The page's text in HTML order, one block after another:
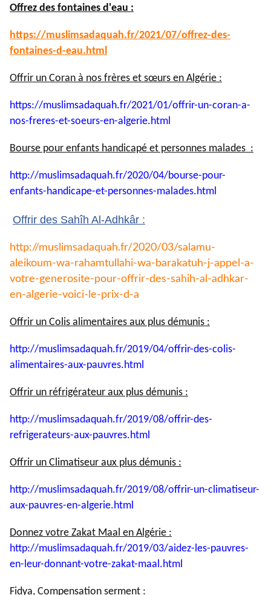
Offrez des fontaines d'eau :
https://muslimsadaquah.fr/2021/07/offrez-des-
fontaines-d-eau.html
Offrir un Coran à nos frères et sœurs en Algérie :
https://muslimsadaquah.fr/2021/01/offrir-un-coran-a-
nos-freres-et-soeurs-en-algerie.html
Bourse pour enfants handicapé et personnes malades :
http://muslimsadaquah.fr/2020/04/bourse-pour-
enfants-handicape-et-personnes-malades.html
Offrir des Sahîh Al-Adhkâr :
http://muslimsadaquah.fr/2020/03/salamu-
aleikoum-wa-rahamtullahi-wa-barakatuh-j-appel-a-
votre-generosite-pour-offrir-des-sahih-al-adhkar-
en-algerie-voici-le-prix-d-a
Offrir un Colis alimentaires aux plus démunis :
http://muslimsadaquah.fr/2019/04/offrir-des-colis-
alimentaires-aux-pauvres.html
Offrir un réfrigérateur aux plus démunis :
http://muslimsadaquah.fr/2019/08/offrir-des-
refrigerateurs-aux-pauvres.html
Offrir un Climatiseur aux plus démunis :
http://muslimsadaquah.fr/2019/08/offrir-un-climatiseur-
aux-pauvres-en-algerie.html
Donnez votre Zakat Maal en Algérie :
http://muslimsadaquah.fr/2019/03/aidez-les-pauvres-
en-leur-donnant-votre-zakat-maal.html
Fidya, Compensation serment :